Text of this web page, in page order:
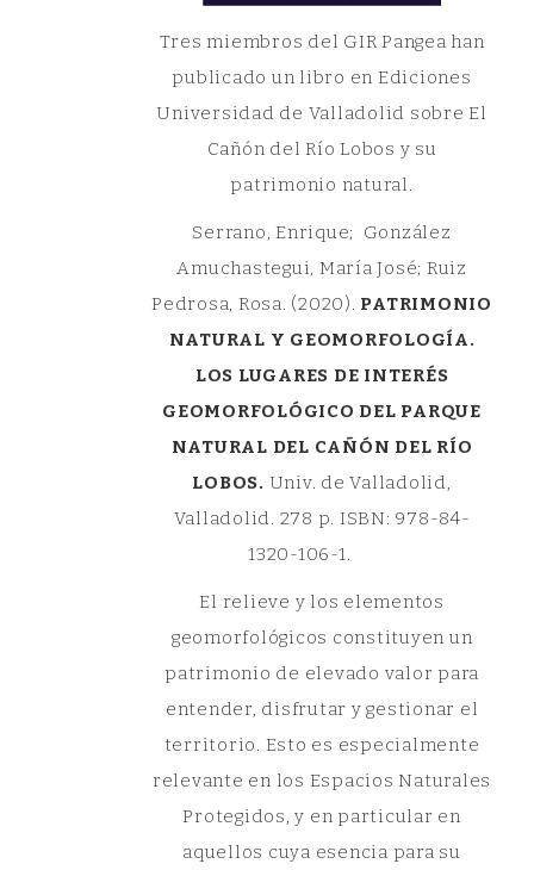
Tres miembros del GIR Pangea han
publicado un libro en Ediciones
Universidad de Valladolid sobre El
Cañón del Río Lobos y su
patrimonio natural.
Serrano, Enrique; González
Amuchastegui, María José; Ruiz
Pedrosa, Rosa. (2020). PATRIMONIO
NATURAL Y GEOMORFOLOGÍA.
LOS LUGARES DE INTERÉS
GEOMORFOLÓGICO DEL PARQUE
NATURAL DEL CAÑÓN DEL RÍO
LOBOS. Univ. de Valladolid,
Valladolid. 278 p. ISBN: 978-84-
1320-106-1.
El relieve y los elementos
geomorfológicos constituyen un
patrimonio de elevado valor para
entender, disfrutar y gestionar el
territorio. Esto es especialmente
relevante en los Espacios Naturales
Protegidos, y en particular en
aquellos cuya esencia para su